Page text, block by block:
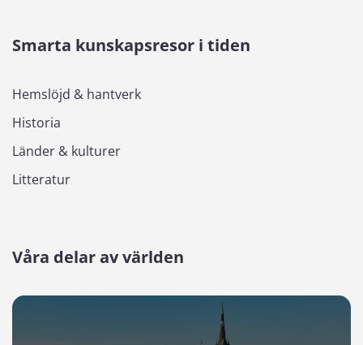
Smarta kunskapsresor i tiden
Hemslöjd & hantverk
Historia
Länder & kulturer
Litteratur
Våra delar av världen